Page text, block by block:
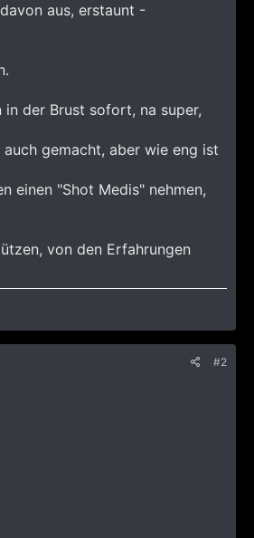
aus, erstaunt -
der Brust sofort, na super,
gemacht, aber wie eng ist
einen "Shot Medis" nehmen,
von den Erfahrungen
#2